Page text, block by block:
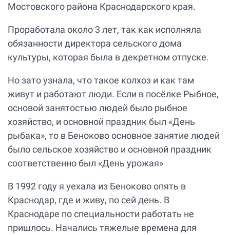
Мостовского района Краснодарского края.
Проработала около 3 лет, так как исполняла
обязанности директора сельского дома
культуры, которая была в декретном отпуске.
Но зато узнала, что такое колхоз и как там
живут и работают люди. Если в посёлке Рыбное,
основой занятостью людей было рыбное
хозяйство, и основной праздник был «День
рыбака», то в Беноково основное занятие людей
было сельское хозяйство и основной праздник
соответственно был «День урожая»
В 1992 году я уехала из Беноково опять в
Краснодар, где и живу, по сей день. В
Краснодаре по специальности работать не
пришлось. Начались тяжелые времена для